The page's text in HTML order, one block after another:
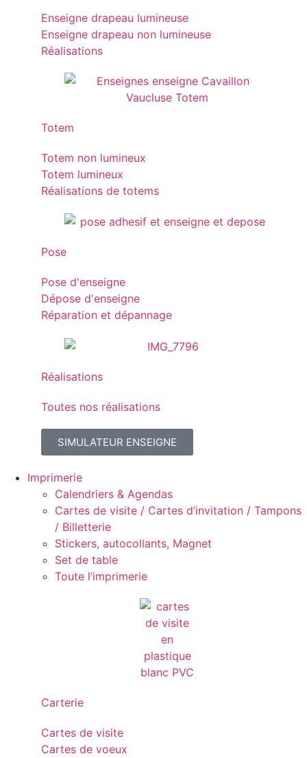
Enseigne drapeau lumineuse
Enseigne drapeau non lumineuse
Réalisations
Totem
Totem non lumineux
Totem lumineux
Réalisations de totems
Pose
Pose d'enseigne
Dépose d'enseigne
Réparation et dépannage
Réalisations
Toutes nos réalisations
SIMULATEUR ENSEIGNE
Imprimerie
Calendriers & Agendas
Cartes de visite / Cartes d’invitation / Tampons
/ Billetterie
Stickers, autocollants, Magnet
Set de table
Toute l’imprimerie
Carterie
Cartes de visite
Cartes de voeux